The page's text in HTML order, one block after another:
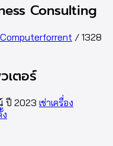
Consulting
/ 1328
เตอร์
ปี 2023 เช่าเครื่อง